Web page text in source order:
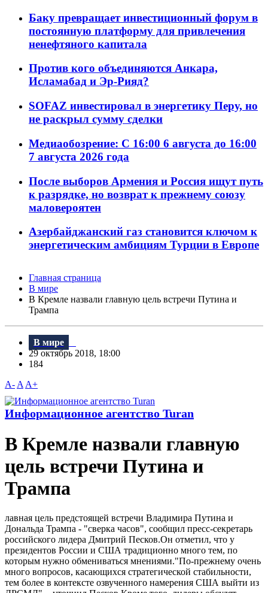
Баку превращает инвестиционный форум в
постоянную платформу для привлечения
ненефтяного капитала
Против кого объединяются Анкара,
Исламабад и Эр-Рияд?
SOFAZ инвестировал в энергетику Перу, но
не раскрыл сумму сделки
Медиаобозрение: С 16:00 6 августа до 16:00
7 августа 2026 года
После выборов Армения и Россия ищут путь
к разрядке, но возврат к прежнему союзу
маловероятен
Азербайджанский газ становится ключом к
энергетическим амбициям Турции в Европе
Главная страница
В мире
В Кремле назвали главную цель встречи Путина и
Трампа
В мире
29 октябрь 2018, 18:00
184
A- A A+
Информационное агентство Turan
В Кремле назвали главную
цель встречи Путина и
Трампа
лавная цель предстоящей встречи Bладимира Путина и
Дональда Трампа - "сверка часов", сообщил пресс-секретарь
российского лидера Дмитрий Песков.Он отметил, что у
президентов России и США традиционно много тем, по
которым нужно обмениваться мнениями."По-прежнему очень
много вопросов, касающихся стратегической стабильности,
тем более в контексте озвученного намерения США выйти из